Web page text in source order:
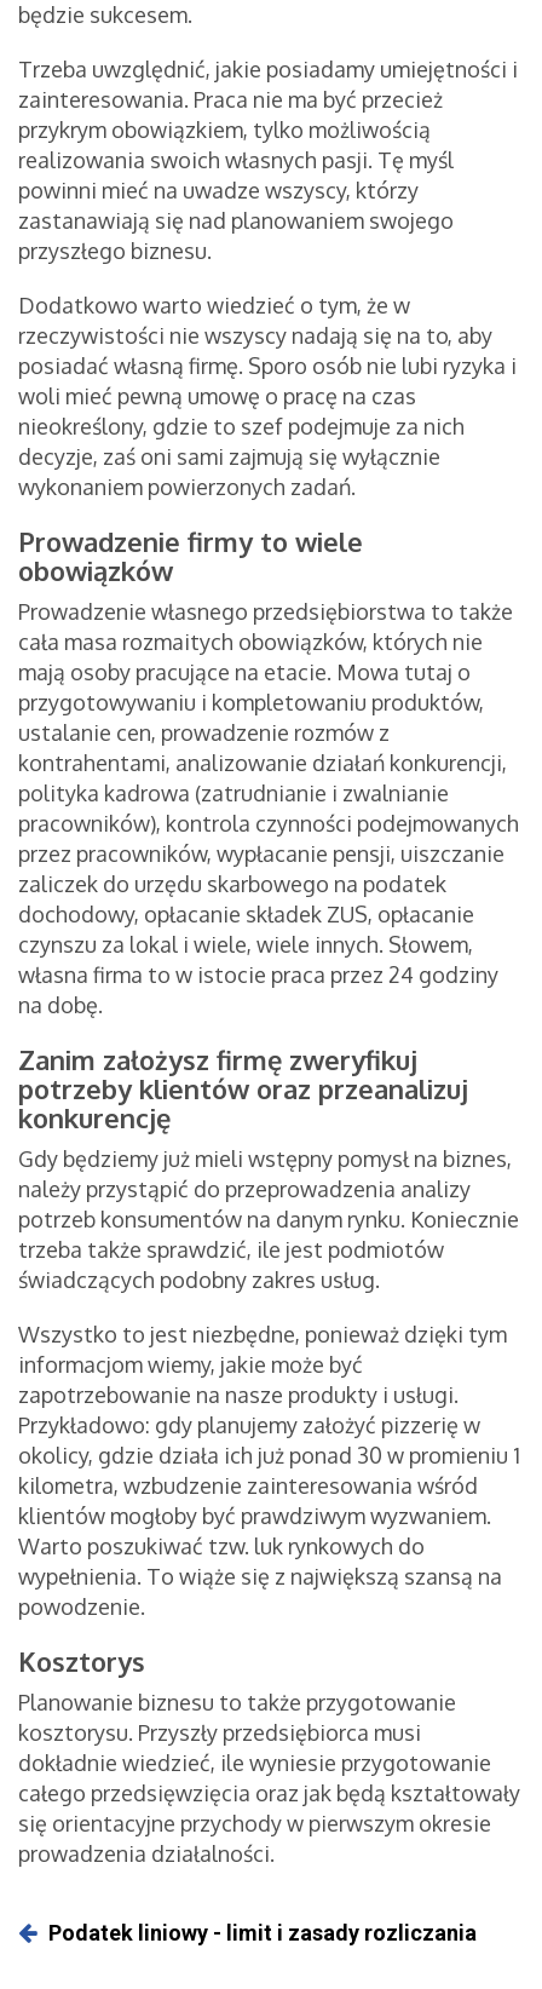
będzie sukcesem.
Trzeba uwzględnić, jakie posiadamy umiejętności i
zainteresowania. Praca nie ma być przecież
przykrym obowiązkiem, tylko możliwością
realizowania swoich własnych pasji. Tę myśl
powinni mieć na uwadze wszyscy, którzy
zastanawiają się nad planowaniem swojego
przyszłego biznesu.
Dodatkowo warto wiedzieć o tym, że w
rzeczywistości nie wszyscy nadają się na to, aby
posiadać własną firmę. Sporo osób nie lubi ryzyka i
woli mieć pewną umowę o pracę na czas
nieokreślony, gdzie to szef podejmuje za nich
decyzje, zaś oni sami zajmują się wyłącznie
wykonaniem powierzonych zadań.
Prowadzenie firmy to wiele
obowiązków
Prowadzenie własnego przedsiębiorstwa to także
cała masa rozmaitych obowiązków, których nie
mają osoby pracujące na etacie. Mowa tutaj o
przygotowywaniu i kompletowaniu produktów,
ustalanie cen, prowadzenie rozmów z
kontrahentami, analizowanie działań konkurencji,
polityka kadrowa (zatrudnianie i zwalnianie
pracowników), kontrola czynności podejmowanych
przez pracowników, wypłacanie pensji, uiszczanie
zaliczek do urzędu skarbowego na podatek
dochodowy, opłacanie składek ZUS, opłacanie
czynszu za lokal i wiele, wiele innych. Słowem,
własna firma to w istocie praca przez 24 godziny
na dobę.
Zanim założysz firmę zweryfikuj
potrzeby klientów oraz przeanalizuj
konkurencję
Gdy będziemy już mieli wstępny pomysł na biznes,
należy przystąpić do przeprowadzenia analizy
potrzeb konsumentów na danym rynku. Koniecznie
trzeba także sprawdzić, ile jest podmiotów
świadczących podobny zakres usług.
Wszystko to jest niezbędne, ponieważ dzięki tym
informacjom wiemy, jakie może być
zapotrzebowanie na nasze produkty i usługi.
Przykładowo: gdy planujemy założyć pizzerię w
okolicy, gdzie działa ich już ponad 30 w promieniu 1
kilometra, wzbudzenie zainteresowania wśród
klientów mogłoby być prawdziwym wyzwaniem.
Warto poszukiwać tzw. luk rynkowych do
wypełnienia. To wiąże się z największą szansą na
powodzenie.
Kosztorys
Planowanie biznesu to także przygotowanie
kosztorysu. Przyszły przedsiębiorca musi
dokładnie wiedzieć, ile wyniesie przygotowanie
całego przedsięwzięcia oraz jak będą kształtowały
się orientacyjne przychody w pierwszym okresie
prowadzenia działalności.
Podatek liniowy - limit i zasady rozliczania